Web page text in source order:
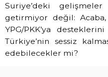
Suriye’deki
getirmiyor değil:
YPG/PKK’ya
Türkiye’nin sessiz
edebilecekler mi?